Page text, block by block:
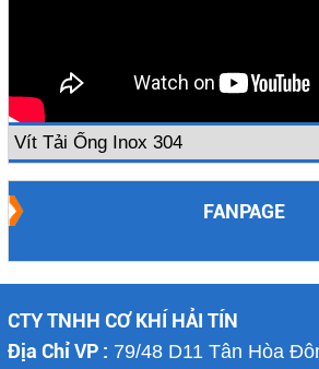
FANPAGE
CTY TNHH CƠ KHÍ HẢI TÍN
Địa Chỉ VP : 79/48 D11 Tân Hòa